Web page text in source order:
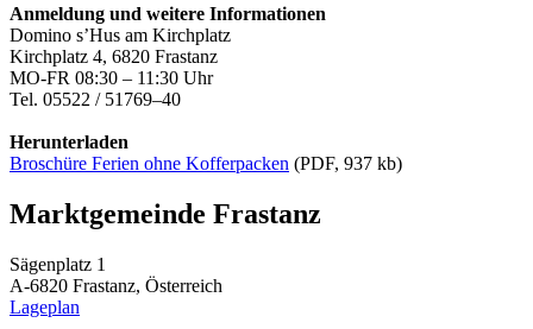
Anmeldung und weitere Informationen
Domino s’Hus am Kirchplatz
Kirchplatz 4, 6820 Frastanz
MO-FR 08:30 – 11:30 Uhr
Tel. 05522 / 51769–40
Herunterladen
Broschüre Ferien ohne Kofferpacken (PDF, 937 kb)
Marktgemeinde Frastanz
Sägenplatz 1
A-6820 Frastanz, Österreich
Lageplan